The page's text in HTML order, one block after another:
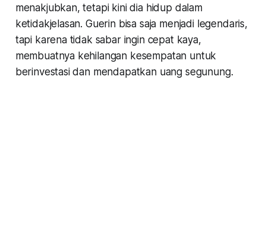
menakjubkan, tetapi kini dia hidup dalam
ketidakjelasan. Guerin bisa saja menjadi legendaris,
tapi karena tidak sabar ingin cepat kaya,
membuatnya kehilangan kesempatan untuk
berinvestasi dan mendapatkan uang segunung.